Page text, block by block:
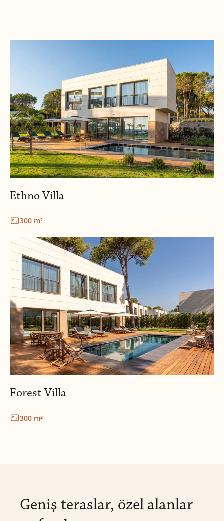
Ethno Villa
300 m²
Forest Villa
300 m²
Geniş teraslar, özel alanlar